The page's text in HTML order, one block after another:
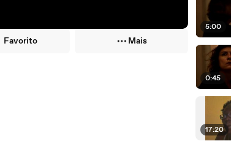
Favorito Mais
5:00
0:45
17:20